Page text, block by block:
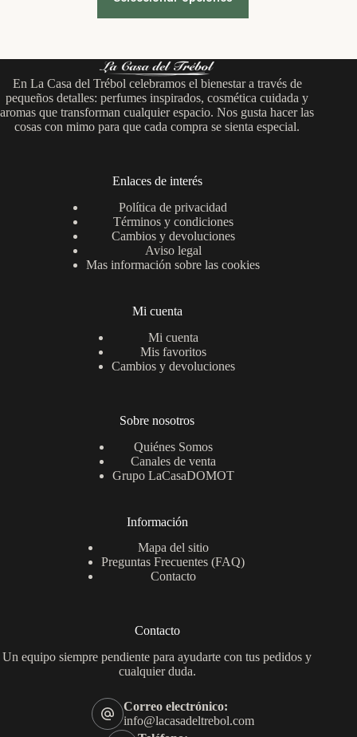
Las
opciones
se
pueden
elegir
en
producto
En La Casa del Trébol celebramos el bienestar a través de
pequeños detalles: perfumes inspirados, cosmética cuidada y
aromas que transforman cualquier espacio. Nos gusta hacer las
cosas con mimo para que cada compra se sienta especial.
Enlaces de interés
Política de privacidad
Términos y condiciones
Cambios y devoluciones
Aviso legal
Mas información sobre las cookies
Mi cuenta
Mi cuenta
Mis favoritos
Cambios y devoluciones
Sobre nosotros
Quiénes Somos
Canales de venta
Grupo LaCasaDOMOT
Información
Mapa del sitio
Preguntas Frecuentes (FAQ)
Contacto
Contacto
Un equipo siempre pendiente para ayudarte con tus pedidos y
cualquier duda.
Correo electrónico:
info@lacasadeltrebol.com